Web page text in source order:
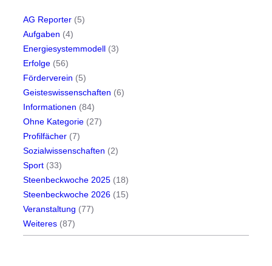
AG Reporter (5)
Aufgaben (4)
Energiesystemmodell (3)
Erfolge (56)
Förderverein (5)
Geisteswissenschaften (6)
Informationen (84)
Ohne Kategorie (27)
Profilfächer (7)
Sozialwissenschaften (2)
Sport (33)
Steenbeckwoche 2025 (18)
Steenbeckwoche 2026 (15)
Veranstaltung (77)
Weiteres (87)